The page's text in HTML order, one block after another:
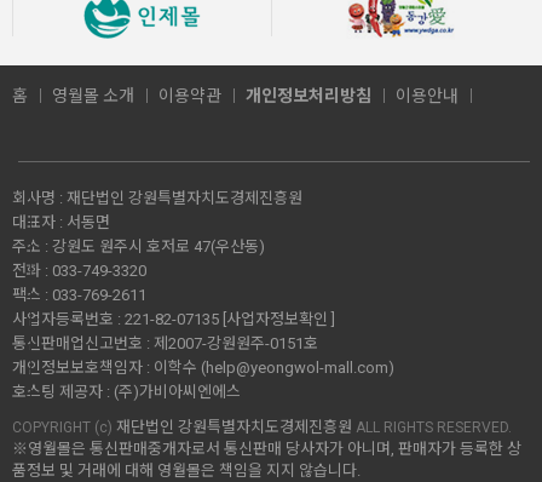
홈 영월몰 소개 이용약관 개인정보처리방침 이용안내
회사명 : 재단법인 강원특별자치도경제진흥원
대표자 : 서동면
주소 : 강원도 원주시 호저로 47(우산동)
전화 : 033-749-3320
팩스 : 033-769-2611
사업자등록번호 : 221-82-07135 [사업자정보확인 ]
통신판매업신고번호 : 제2007-강원원주-0151호
개인정보보호책임자 : 이학수 (help@yeongwol-mall.com)
호스팅 제공자 : (주)가비아씨엔에스
COPYRIGHT (c) 재단법인 강원특별자치도경제진흥원 ALL RIGHTS RESERVED.
※영월몰은 통신판매중개자로서 통신판매 당사자가 아니며, 판매자가 등록한 상
품정보 및 거래에 대해 영월몰은 책임을 지지 않습니다.